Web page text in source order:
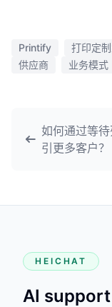
Printify 打印定
供应商
业务模式
如何通过等
引更多客户？
HEICHAT
AI